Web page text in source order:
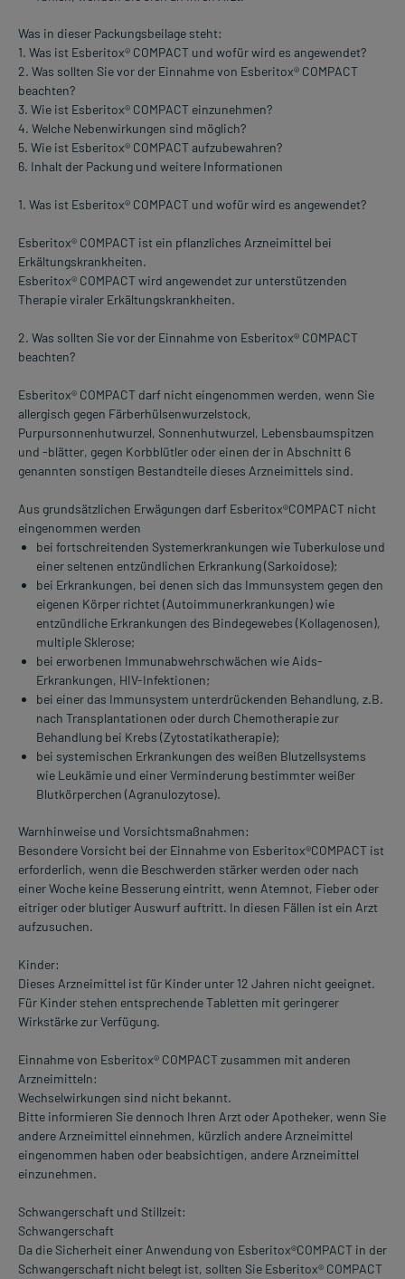
Was in dieser Packungsbeilage steht:
1. Was ist Esberitox® COMPACT und wofür wird es angewendet?
2. Was sollten Sie vor der Einnahme von Esberitox® COMPACT
beachten?
3. Wie ist Esberitox® COMPACT einzunehmen?
4. Welche Nebenwirkungen sind möglich?
5. Wie ist Esberitox® COMPACT aufzubewahren?
6. Inhalt der Packung und weitere Informationen
1. Was ist Esberitox® COMPACT und wofür wird es angewendet?
Esberitox® COMPACT ist ein pflanzliches Arzneimittel bei
Erkältungskrankheiten.
Esberitox® COMPACT wird angewendet zur unterstützenden
Therapie viraler Erkältungskrankheiten.
2. Was sollten Sie vor der Einnahme von Esberitox® COMPACT
beachten?
Esberitox® COMPACT darf nicht eingenommen werden, wenn Sie
allergisch gegen Färberhülsenwurzelstock,
Purpursonnenhutwurzel, Sonnenhutwurzel, Lebensbaumspitzen
und -blätter, gegen Korbblütler oder einen der in Abschnitt 6
genannten sonstigen Bestandteile dieses Arzneimittels sind.
Aus grundsätzlichen Erwägungen darf Esberitox®COMPACT nicht
eingenommen werden
bei fortschreitenden Systemerkrankungen wie Tuberkulose und
einer seltenen entzündlichen Erkrankung (Sarkoidose);
bei Erkrankungen, bei denen sich das Immunsystem gegen den
eigenen Körper richtet (Autoimmunerkrankungen) wie
entzündliche Erkrankungen des Bindegewebes (Kollagenosen),
multiple Sklerose;
bei erworbenen Immunabwehrschwächen wie Aids-
Erkrankungen, HIV-Infektionen;
bei einer das Immunsystem unterdrückenden Behandlung, z.B.
nach Transplantationen oder durch Chemotherapie zur
Behandlung bei Krebs (Zytostatikatherapie);
bei systemischen Erkrankungen des weißen Blutzellsystems
wie Leukämie und einer Verminderung bestimmter weißer
Blutkörperchen (Agranulozytose).
Warnhinweise und Vorsichtsmaßnahmen:
Besondere Vorsicht bei der Einnahme von Esberitox®COMPACT ist
erforderlich, wenn die Beschwerden stärker werden oder nach
einer Woche keine Besserung eintritt, wenn Atemnot, Fieber oder
eitriger oder blutiger Auswurf auftritt. In diesen Fällen ist ein Arzt
aufzusuchen.
Kinder:
Dieses Arzneimittel ist für Kinder unter 12 Jahren nicht geeignet.
Für Kinder stehen entsprechende Tabletten mit geringerer
Wirkstärke zur Verfügung.
Einnahme von Esberitox® COMPACT zusammen mit anderen
Arzneimitteln:
Wechselwirkungen sind nicht bekannt.
Bitte informieren Sie dennoch Ihren Arzt oder Apotheker, wenn Sie
andere Arzneimittel einnehmen, kürzlich andere Arzneimittel
eingenommen haben oder beabsichtigen, andere Arzneimittel
einzunehmen.
Schwangerschaft und Stillzeit:
Schwangerschaft
Da die Sicherheit einer Anwendung von Esberitox®COMPACT in der
Schwangerschaft nicht belegt ist, sollten Sie Esberitox® COMPACT